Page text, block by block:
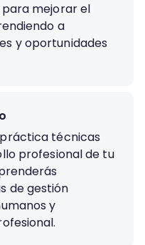
mejorar el
a
y oportunidades
técnicas
profesional de tu
de gestión
y